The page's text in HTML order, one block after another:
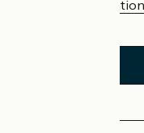
L'association